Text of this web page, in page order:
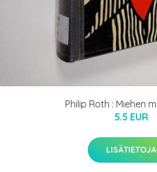
Philip Roth : Miehen
5.5 EUR
LISÄTIETOJA